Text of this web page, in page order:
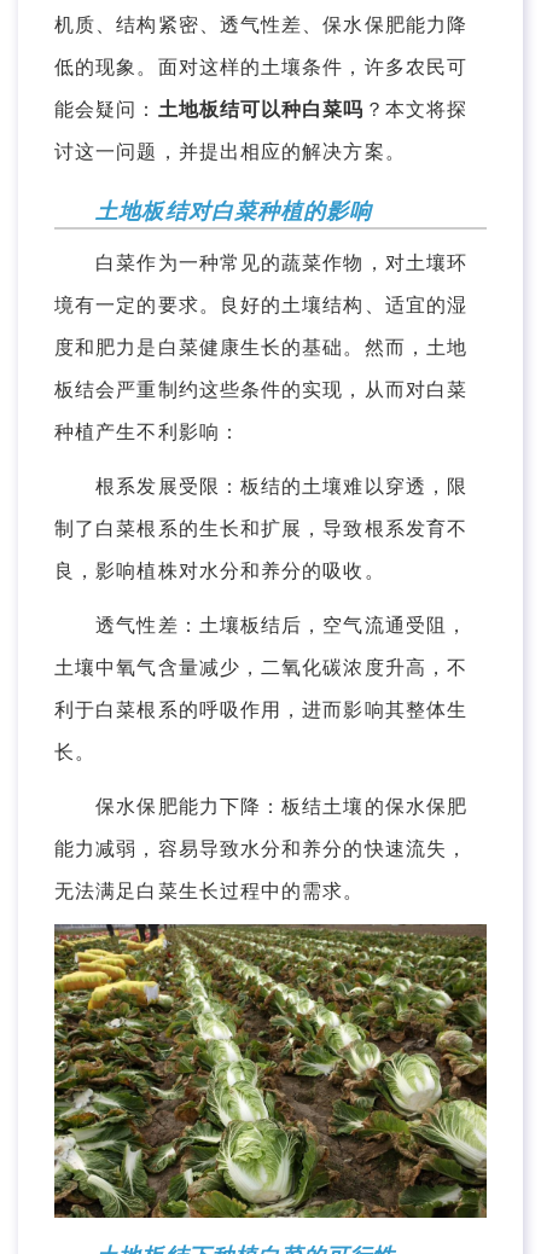
机质、结构紧密、透气性差、保水保肥能力降
低的现象。面对这样的土壤条件，许多农民可
能会疑问： 土地板结可以种白菜吗 ？本文将探
讨这一问题，并提出相应的解决方案。
土地板结对白菜种植的影响
白菜作为一种常见的蔬菜作物，对土壤环
境有一定的要求。良好的土壤结构、适宜的湿
度和肥力是白菜健康生长的基础。然而，土地
板结会严重制约这些条件的实现，从而对白菜
种植产生不利影响：
根系发展受限：板结的土壤难以穿透，限
制了白菜根系的生长和扩展，导致根系发育不
良，影响植株对水分和养分的吸收。
透气性差：土壤板结后，空气流通受阻，
土壤中氧气含量减少，二氧化碳浓度升高，不
利于白菜根系的呼吸作用，进而影响其整体生
长。
保水保肥能力下降：板结土壤的保水保肥
能力减弱，容易导致水分和养分的快速流失，
无法满足白菜生长过程中的需求。